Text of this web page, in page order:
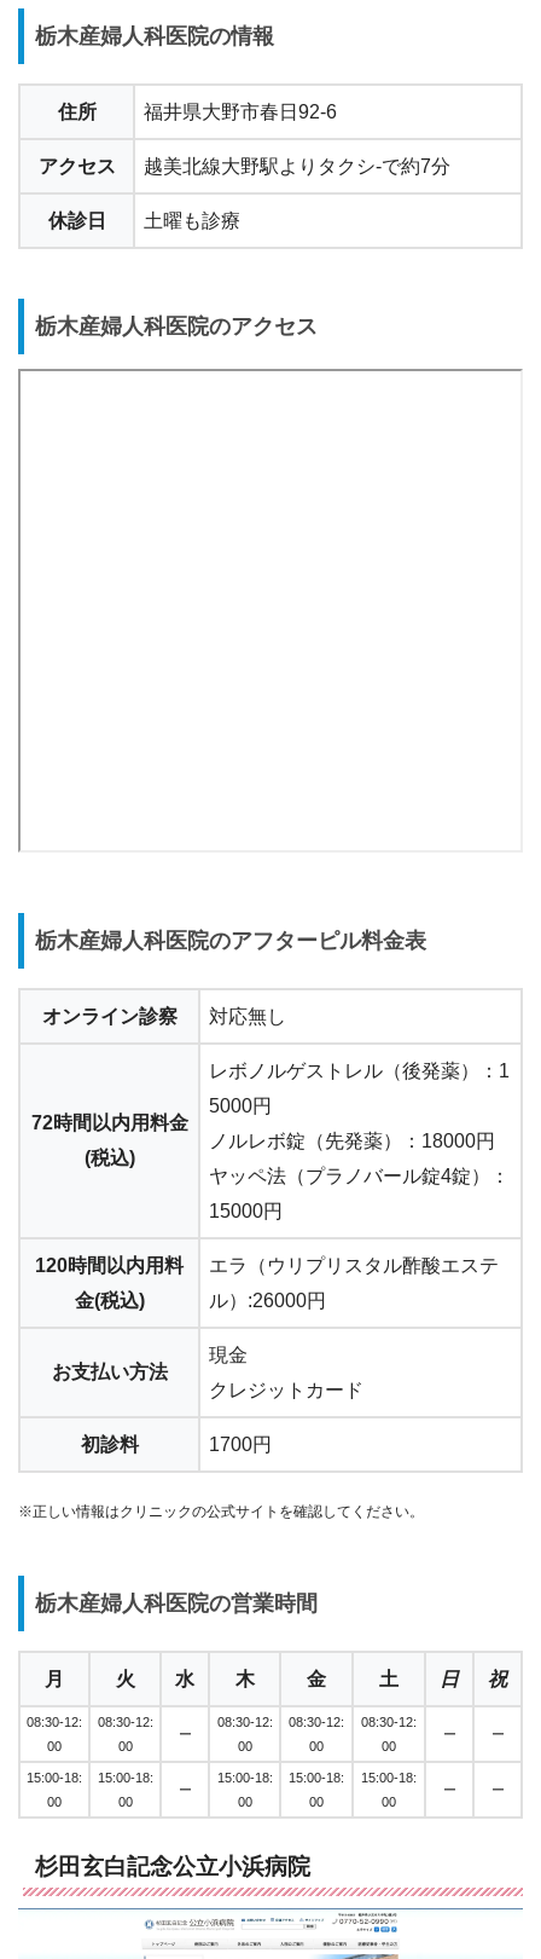
栃木産婦人科医院の情報
住所 福井県大野市春日92-6
アクセス 越美北線大野駅よりタクシ-で約7分
休診日 土曜も診療
栃木産婦人科医院のアクセス
栃木産婦人科医院のアフターピル料金表
オンライン診察 対応無し
72時間以内用料金
(税込)
レボノルゲストレル（後発薬）：1
5000円
ノルレボ錠（先発薬）：18000円
ヤッペ法（プラノバール錠4錠）：
15000円
120時間以内用料
金(税込)
エラ（ウリプリスタル酢酸エステ
ル）:26000円
お支払い方法
現金
クレジットカード
初診料 1700円
※正しい情報はクリニックの公式サイトを確認してください。
栃木産婦人科医院の営業時間
月 火 水 木 金 土 日 祝
08:30-12:
00
08:30-12:
00
ー
08:30-12:
00
08:30-12:
00
08:30-12:
00
ー ー
15:00-18:
00
15:00-18:
00
ー
15:00-18:
00
15:00-18:
00
15:00-18:
00
ー ー
杉田玄白記念公立小浜病院